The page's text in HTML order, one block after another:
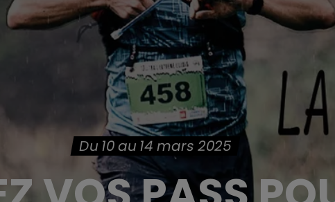
Du 10 au 14 mars 2025